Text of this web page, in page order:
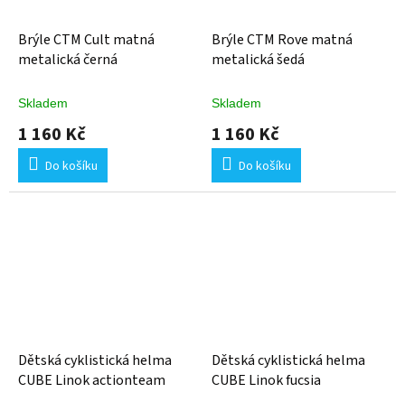
Brýle CTM Cult matná
metalická černá
Skladem
1 160 Kč
Do košíku
Brýle CTM Rove matná
metalická šedá
Skladem
1 160 Kč
Do košíku
Dětská cyklistická helma
CUBE Linok actionteam
Dětská cyklistická helma
CUBE Linok fucsia